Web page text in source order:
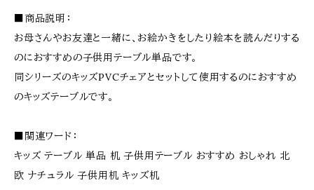
■商品説明：
お母さんやお友達と一緒に、お絵かきをしたり絵本を読んだりする
のにおすすめの子供用テーブル単品です。
同シリーズのキッズPVCチェアとセットして使用するのにおすすめ
のキッズテーブルです。
■関連ワード：
キッズ テーブル 単品 机 子供用テーブル おすすめ おしゃれ 北
欧 ナチュラル 子供用机 キッズ机